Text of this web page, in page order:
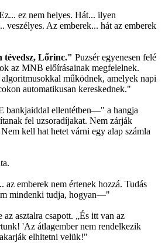
ez nem helyes. Hát... ilyen
veszélyes. Az emberek... hát az emberek
tévedsz, Lőrinc." Puzsér egyenesen felé
az MNB előírásainak megfelelnek.
működnek, amelyek napi
automatikusan kereskednek."
bankjaiddal ellentétben—" a hangja
fel uzsoradíjakat. Nem zárják
kell hat hetet várni egy alap számla
az emberek nem értenek hozzá. Tudás
mindenki tudja, hogyan—"
az asztalra csapott. „És itt van az
'Az átlagember nem rendelkezik
elhitetni velük!"